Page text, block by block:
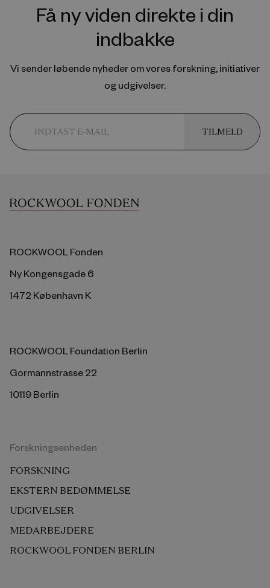
Få ny viden direkte i din
indbakke
Vi sender løbende nyheder om vores forskning, initiativer
og udgivelser.
TILMELD
ROCKWOOL Fonden
Ny Kongensgade 6
1472 København K
ROCKWOOL Foundation Berlin
Gormannstrasse 22
10119 Berlin
Forskningsenheden
FORSKNING
EKSTERN BEDØMMELSE
UDGIVELSER
MEDARBEJDERE
ROCKWOOL FONDEN BERLIN